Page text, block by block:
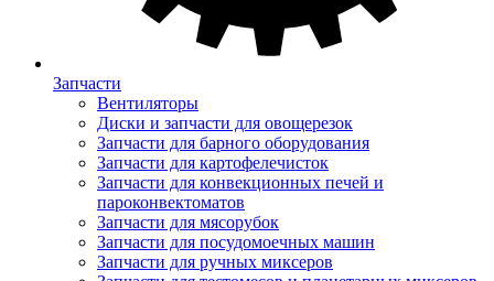
Запчасти
Вентиляторы
Диски и запчасти для овощерезок
Запчасти для барного оборудования
Запчасти для картофелечисток
Запчасти для конвекционных печей и
пароконвектоматов
Запчасти для мясорубок
Запчасти для посудомоечных машин
Запчасти для ручных миксеров